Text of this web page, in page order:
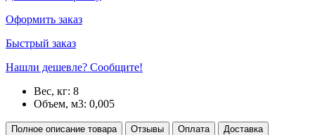
Оформить заказ
Быстрый заказ
Нашли дешевле? Сообщите!
Вес, кг: 8
Объем, м3: 0,005
Полное описание товара Отзывы Оплата
Доставка